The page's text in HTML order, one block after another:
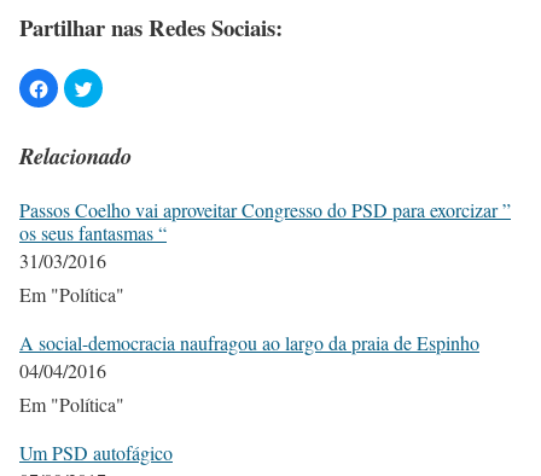
Partilhar nas Redes Sociais:
Relacionado
Passos Coelho vai aproveitar Congresso do PSD para exorcizar ”
os seus fantasmas “
31/03/2016
Em "Política"
A social-democracia naufragou ao largo da praia de Espinho
04/04/2016
Em "Política"
Um PSD autofágico